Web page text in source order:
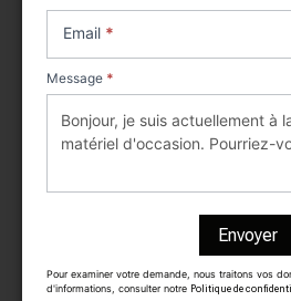
Email *
Message *
Envoyer
Pour examiner votre demande, nous traitons vos
d'informations, consulter notre Politique de